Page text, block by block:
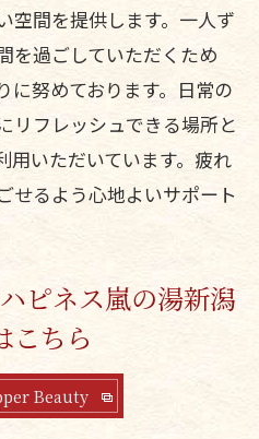
空間を提供します。一人ず
を過ごしていただくため
に努めております。日常の
リフレッシュできる場所と
用いただいています。疲れ
せるよう心地よいサポート
ピネス嵐の湯新潟
こちら
Beauty